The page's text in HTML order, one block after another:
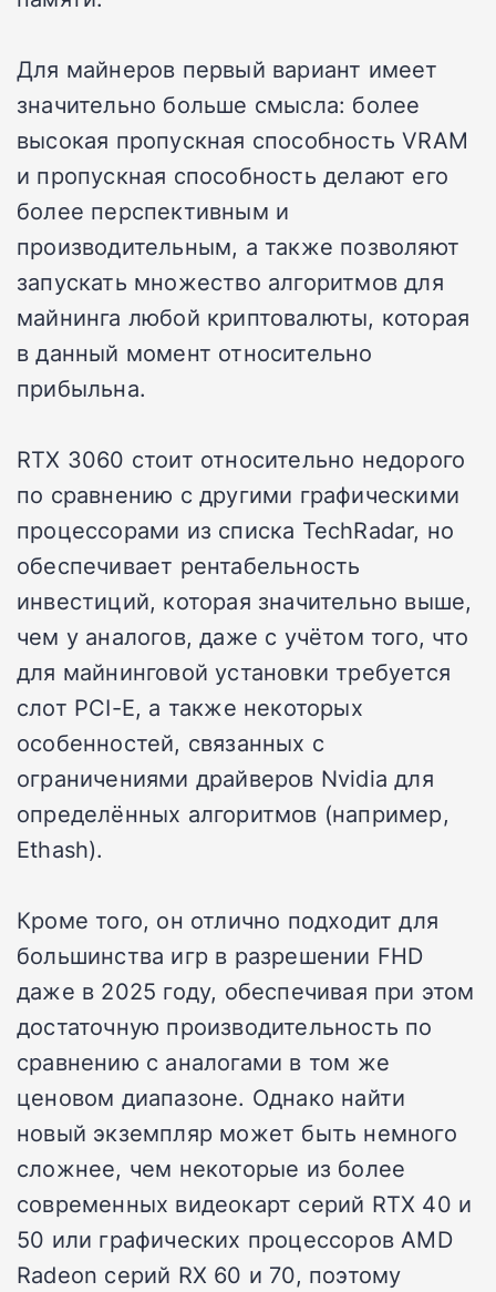
Для майнеров первый вариант имеет
значительно больше смысла: более
высокая пропускная способность VRAM
и пропускная способность делают его
более перспективным и
производительным, а также позволяют
запускать множество алгоритмов для
майнинга любой криптовалюты, которая
в данный момент относительно
прибыльна.
RTX 3060 стоит относительно недорого
по сравнению с другими графическими
процессорами из списка TechRadar, но
обеспечивает рентабельность
инвестиций, которая значительно выше,
чем у аналогов, даже с учётом того, что
для майнинговой установки требуется
слот PCI-E, а также некоторых
особенностей, связанных с
ограничениями драйверов Nvidia для
определённых алгоритмов (например,
Ethash).
Кроме того, он отлично подходит для
большинства игр в разрешении FHD
даже в 2025 году, обеспечивая при этом
достаточную производительность по
сравнению с аналогами в том же
ценовом диапазоне. Однако найти
новый экземпляр может быть немного
сложнее, чем некоторые из более
современных видеокарт серий RTX 40 и
50 или графических процессоров AMD
Radeon серий RX 60 и 70, поэтому